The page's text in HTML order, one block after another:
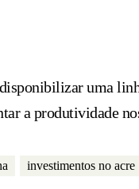
uma
a produtividade
investimentos no acre